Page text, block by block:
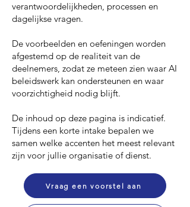
verantwoordelijkheden, processen en
dagelijkse vragen.
De voorbeelden en oefeningen worden
afgestemd op de realiteit van de
deelnemers, zodat ze meteen zien waar AI
beleidswerk kan ondersteunen en waar
voorzichtigheid nodig blijft.
De inhoud op deze pagina is indicatief.
Tijdens een korte intake bepalen we
samen welke accenten het meest relevant
zijn voor jullie organisatie of dienst.
Vraag een voorstel aan